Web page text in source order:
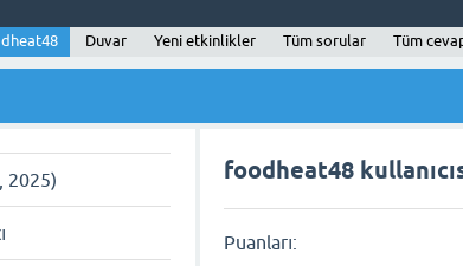
Duvar Yeni etkinlikler Tüm sorular Tüm
2025) foodheat48
Puanları: